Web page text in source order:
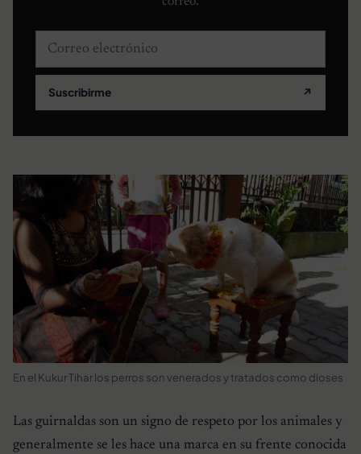
Correo electrónico
Suscribirme ↗
En el Kukur Tihar los perros son venerados y tratados como dioses
Las guirnaldas son un signo de respeto por los animales y
generalmente se les hace una marca en su frente conocida